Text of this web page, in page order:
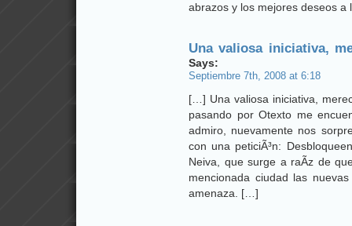
abrazos y los mejores deseos a
Una valiosa iniciativa,
Says:
Septiembre 7th, 2008 at 6:18
[…] Una valiosa iniciativa,
pasando por Otexto me
admiro, nuevamente nos
con una peticiÃ³n:
Neiva, que surge a raÃ­z de
mencionada ciudad las
amenaza. […]